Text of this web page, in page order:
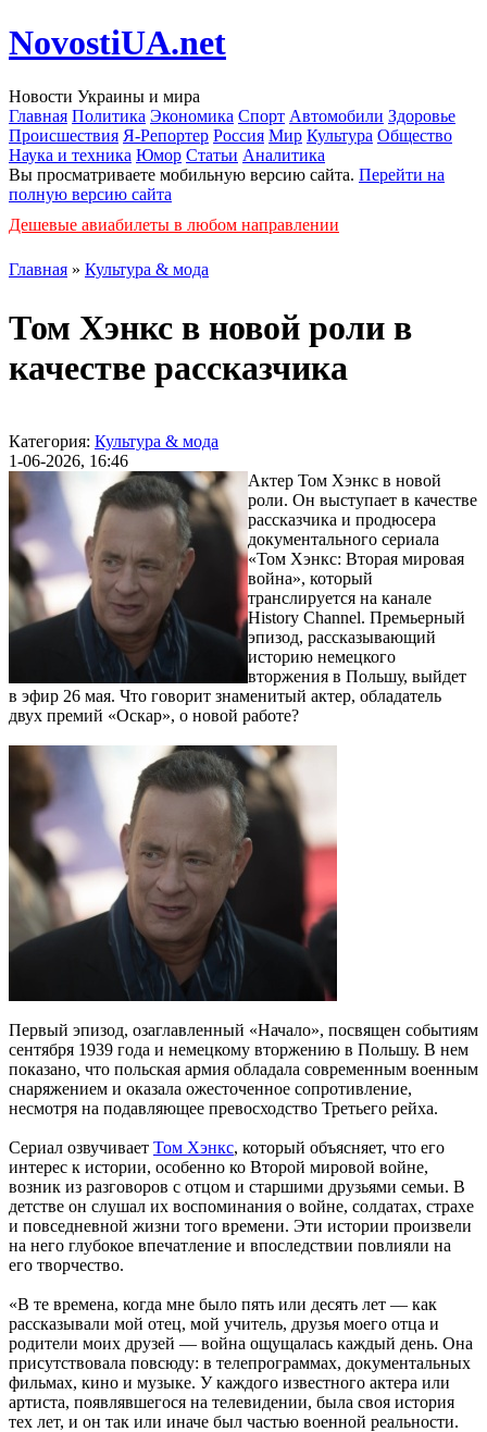
NovostiUA.net
Новости Украины и мира
Главная Политика Экономика Спорт Автомобили Здоровье
Происшествия Я-Репортер Россия Мир Культура Общество
Наука и техника Юмор Статьи Аналитика
Вы просматриваете мобильную версию сайта. Перейти на
полную версию сайта
Дешевые авиабилеты в любом направлении
Главная » Культура & мода
Том Хэнкс в новой роли в
качестве рассказчика
Категория: Культура & мода
1-06-2026, 16:46
Актер Том Хэнкс в новой
роли. Он выступает в качестве
рассказчика и продюсера
документального сериала
«Том Хэнкс: Вторая мировая
война», который
транслируется на канале
History Channel. Премьерный
эпизод, рассказывающий
историю немецкого
вторжения в Польшу, выйдет
в эфир 26 мая. Что говорит знаменитый актер, обладатель
двух премий «Оскар», о новой работе?
Первый эпизод, озаглавленный «Начало», посвящен событиям
сентября 1939 года и немецкому вторжению в Польшу. В нем
показано, что польская армия обладала современным военным
снаряжением и оказала ожесточенное сопротивление,
несмотря на подавляющее превосходство Третьего рейха.
Сериал озвучивает Том Хэнкс, который объясняет, что его
интерес к истории, особенно ко Второй мировой войне,
возник из разговоров с отцом и старшими друзьями семьи. В
детстве он слушал их воспоминания о войне, солдатах, страхе
и повседневной жизни того времени. Эти истории произвели
на него глубокое впечатление и впоследствии повлияли на
его творчество.
«В те времена, когда мне было пять или десять лет — как
рассказывали мой отец, мой учитель, друзья моего отца и
родители моих друзей — война ощущалась каждый день. Она
присутствовала повсюду: в телепрограммах, документальных
фильмах, кино и музыке. У каждого известного актера или
артиста, появлявшегося на телевидении, была своя история
тех лет, и он так или иначе был частью военной реальности.